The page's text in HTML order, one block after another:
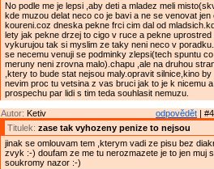
No podle me je lepsi ,aby deti a mladez meli
kde muzou delat neco co je bavi a ne se venovat jen
koureni.coz dneska pekne frci cim dal od
lety jak pekne drzej to cigo v ruce a pekne uprostred
vykurujou tak si myslim ze taky neni neco v
se necemu venuji se podminky zlepsi(tech spuntu
meruny neni zrovna malo).chapu ,ale na druhou
,ktery to bude stat nejsou maly.opravit silnice,kino
nevim proc tu vetsina z vas bruci jak to je k nicemu
prospechu par lidi s tim teda souhlasit nemuzu.
odpovědět |
Autor: Ketiv
Titulek: zase tak vyhozeny penize to nejsou
jinak se omlouvam tem ,kterym vadi ze pisu bez
zvyk :-) doufam ze me tu nerozmazete je to jen muj
soukromy nazor :-)